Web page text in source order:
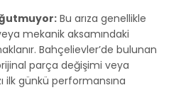
Bu arıza genellikle
mekanik aksamındaki
Bahçelievler’de bulunan
parça değişimi veya
ilk günkü performansına